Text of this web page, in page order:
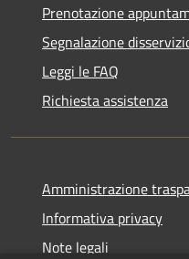
Prenotazione
Segnalazione
Leggi le FAQ
Richiesta assistenza
Amministrazione
Informativa privacy
Note legali